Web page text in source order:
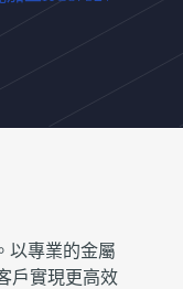
以專業的金屬
戶實現更高效